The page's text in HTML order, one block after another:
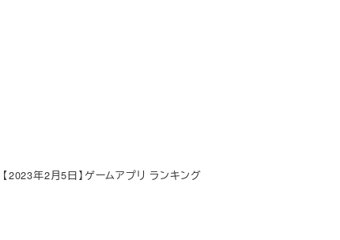
【2023年2月5日】ゲームアプリ ランキング